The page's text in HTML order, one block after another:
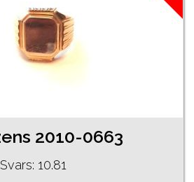
2010-0663
10.81